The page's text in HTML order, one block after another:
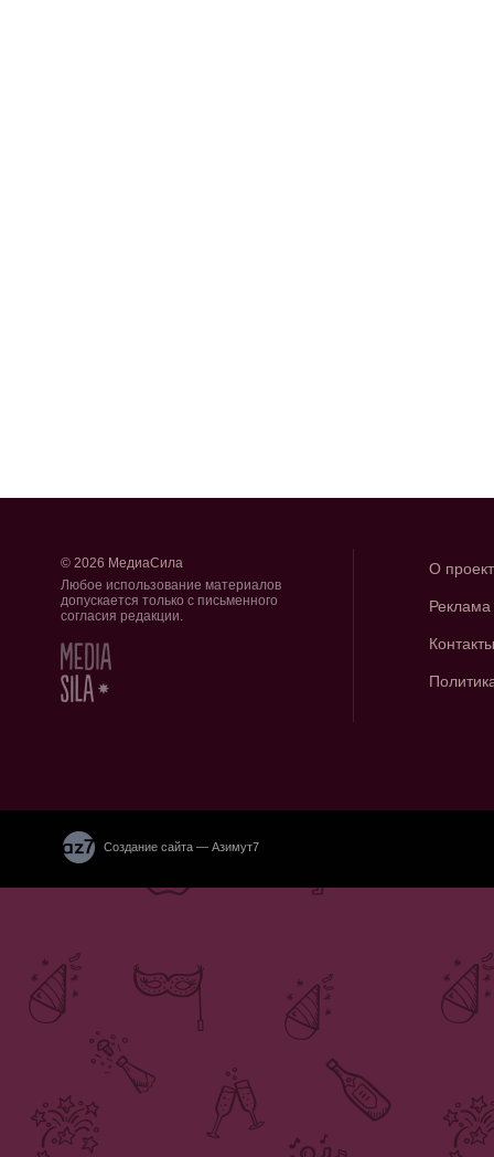
© 2026 МедиаСила
Любое использование материалов
допускается только с письменного
согласия редакции.
О
Реклама
Контакты
Создание сайта — Азимут7